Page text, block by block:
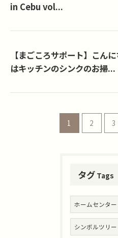
in Cebu vol...
【まごころサポート】こん
はキッチンのシンクのお掃...
1 2 3
タグ Tags
ホームセンター
シンボルツリー